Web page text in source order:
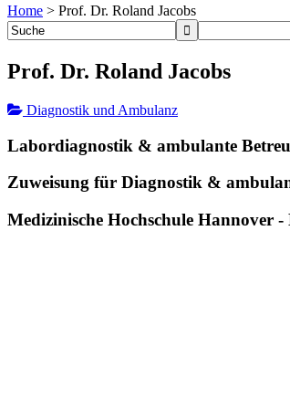
Home > Prof. Dr. Roland Jacobs
Prof. Dr. Roland Jacobs
Diagnostik und Ambulanz
Labordiagnostik & ambulante
Zuweisung für Diagnostik &
Medizinische Hochschule